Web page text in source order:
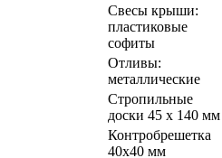
Свесы крыши:
пластиковые
софиты
Отливы:
металлические
Стропильные
доски 45 х 140 мм
Контробрешетка
40х40 мм